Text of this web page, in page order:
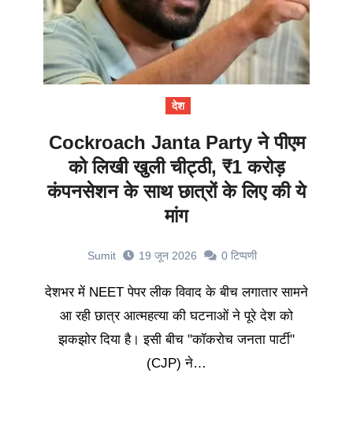
देश
Cockroach Janta Party ने पीएम
को लिखी खुली चीट्ठी, ₹1 करोड़
कंपनसेशन के साथ छात्रों के लिए की ये
मांग
Sumit 19 जून 2026 0 टिप्पणी
देशभर में NEET पेपर लीक विवाद के बीच लगातार सामने
आ रही छात्र आत्महत्या की घटनाओं ने पूरे देश को
झकझोर दिया है। इसी बीच "कॉकरोच जनता पार्टी"
(CJP) ने…